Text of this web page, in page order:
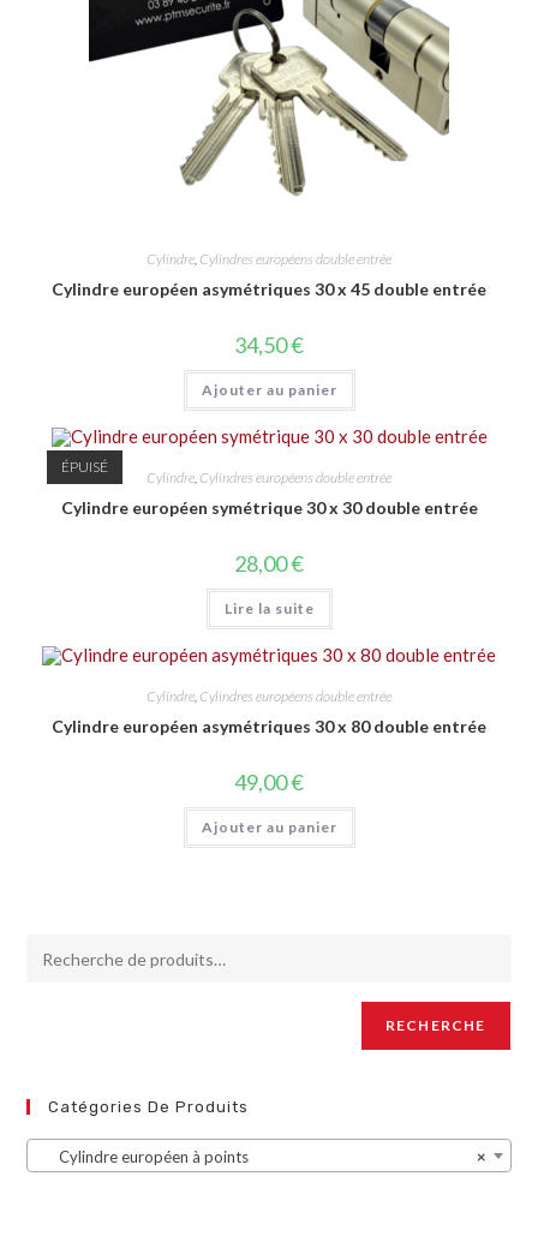
Cylindre, Cylindres européens double entrée
Cylindre européen asymétriques 30 x 45 double entrée
34,50€
Ajouter au panier
ÉPUISÉ
Cylindre Cylindres européens double entrée
Cylindre européen symétrique 30 x 30 double entrée
28,00€
Lire la suite
Cylindre Cylindres européens double entrée
Cylindre européen asymétriques 30 x 80 double entrée
49,00€
Ajouter au panier
RECHERCHE
Catégories De Produits
×
Cylindre européen à points